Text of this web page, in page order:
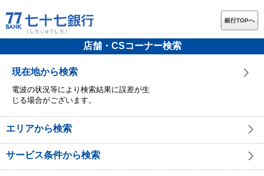
銀行TOPへ
店舗・CSコーナー検索
現在地から検索
電波の状況等により検索結果に誤差が生
じる場合がございます。
エリアから検索
サービス条件から検索